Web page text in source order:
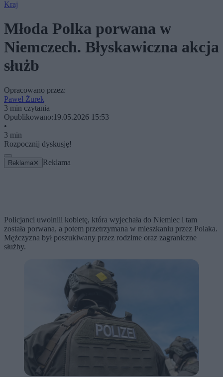
Kraj
Młoda Polka porwana w
Niemczech. Błyskawiczna akcja
służb
Opracowano przez:
Paweł Żurek
3 min czytania
Opublikowano:19.05.2026 15:53
•
3 min
Rozpocznij dyskusję!
Reklama ✕ Reklama
Policjanci uwolnili kobietę, która wyjechała do Niemiec i tam
została porwana, a potem przetrzymana w mieszkaniu przez Polaka.
Mężczyzna był poszukiwany przez rodzime oraz zagraniczne
służby.